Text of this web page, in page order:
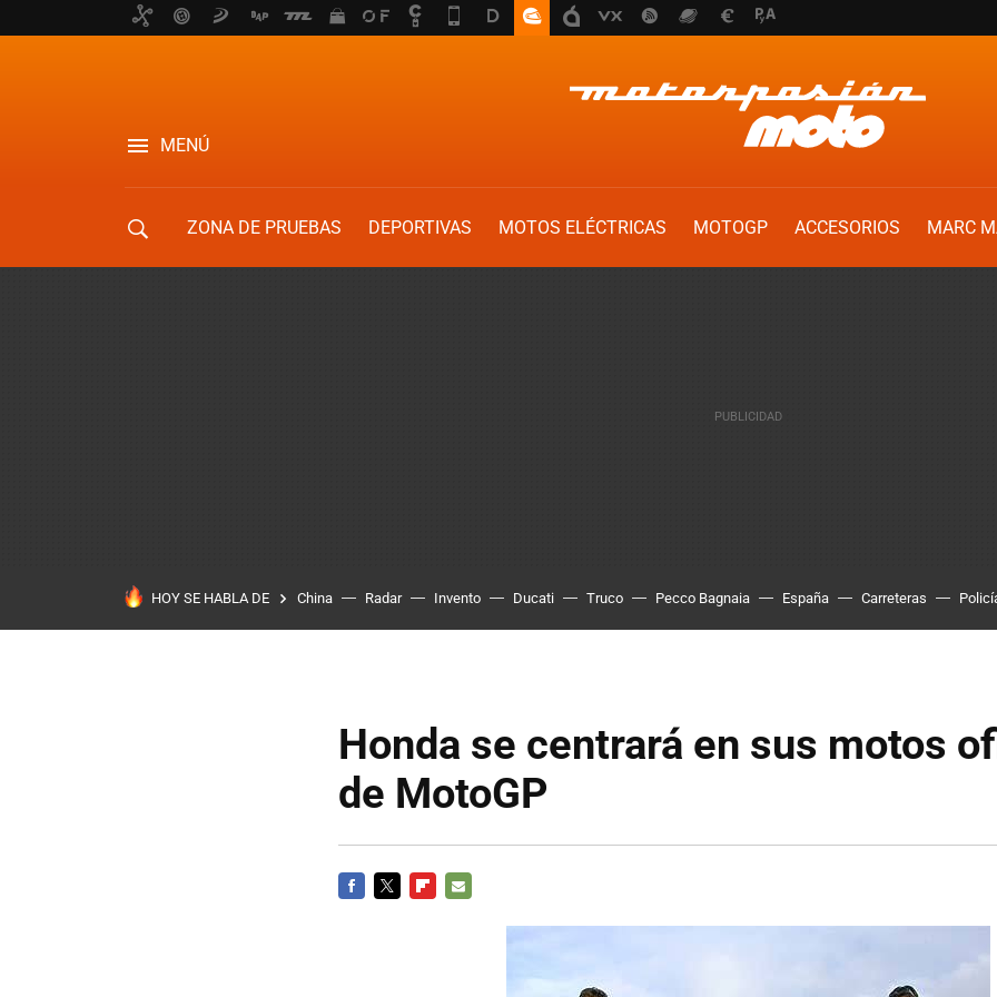
MENÚ
ZONA DE PRUEBAS DEPORTIVAS MOTOS ELÉCTRICAS MOTOGP ACCESORIOS
MARC
HOY SE HABLA DE China Radar Invento Ducati Truco Pecco Bagnaia España Carreteras
Honda se centrará en sus motos
de MotoGP